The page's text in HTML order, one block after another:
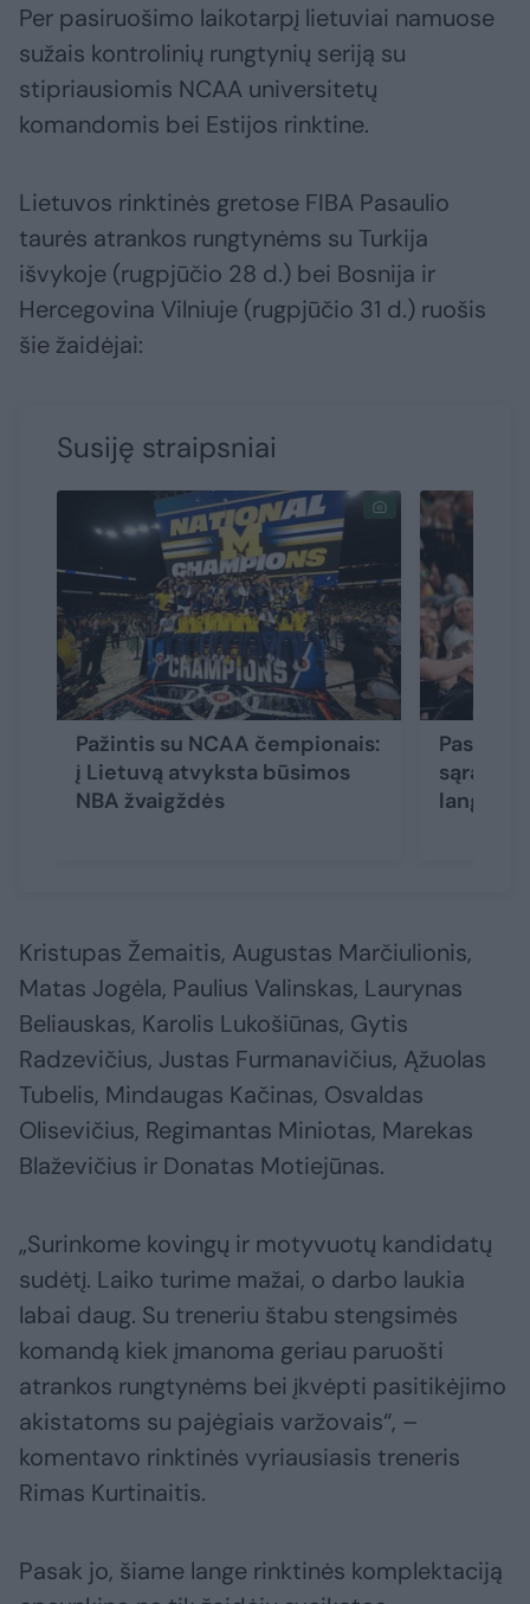
Per pasiruošimo laikotarpį lietuviai namuose
sužais kontrolinių rungtynių seriją su
stipriausiomis NCAA universitetų
komandomis bei Estijos rinktine.
Lietuvos rinktinės gretose FIBA Pasaulio
taurės atrankos rungtynėms su Turkija
išvykoje (rugpjūčio 28 d.) bei Bosnija ir
Hercegovina Vilniuje (rugpjūčio 31 d.) ruošis
šie žaidėjai:
Susiję straipsniai
Pažintis su NCAA čempionais:
į Lietuvą atvyksta būsimos
NBA žvaigždės
sąrašas
langui
Kristupas Žemaitis, Augustas Marčiulionis,
Matas Jogėla, Paulius Valinskas, Laurynas
Beliauskas, Karolis Lukošiūnas, Gytis
Radzevičius, Justas Furmanavičius, Ąžuolas
Tubelis, Mindaugas Kačinas, Osvaldas
Olisevičius, Regimantas Miniotas, Marekas
Blaževičius ir Donatas Motiejūnas.
„Surinkome kovingų ir motyvuotų kandidatų
sudėtį. Laiko turime mažai, o darbo laukia
labai daug. Su treneriu štabu stengsimės
komandą kiek įmanoma geriau paruošti
atrankos rungtynėms bei įkvėpti pasitikėjimo
akistatoms su pajėgiais varžovais“, –
komentavo rinktinės vyriausiasis treneris
Rimas Kurtinaitis.
Pasak jo, šiame lange rinktinės komplektaciją